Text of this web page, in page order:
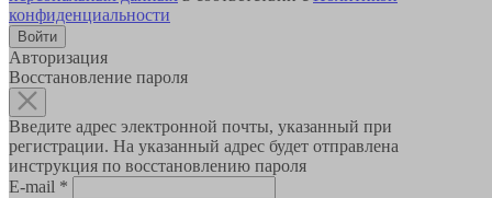
конфиденциальности
Авторизация
Восстановление пароля
Введите адрес электронной почты, указанный при
регистрации. На указанный адрес будет отправлена
инструкция по восстановлению пароля
E-mail *